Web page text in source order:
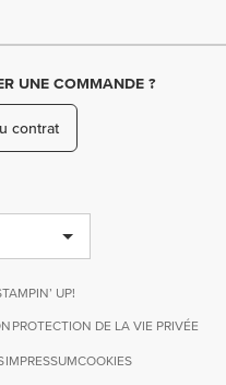
UNE COMMANDE ?
contrat
UP!
PROTECTION DE LA VIE PRIVÉE
IMPRESSUMCOOKIES